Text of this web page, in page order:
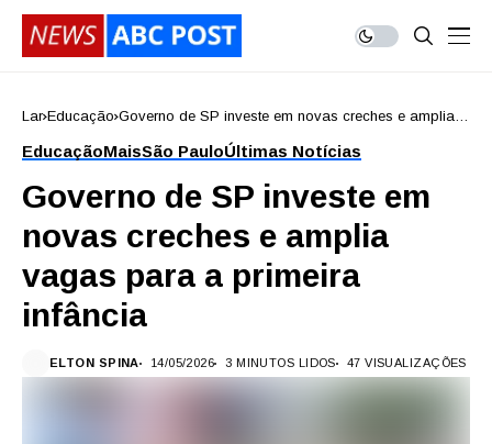
Lar Educação Governo de SP investe em novas creches e amplia
EducaçãoMaisSão PauloÚltimas Notícias
Governo de SP investe em
novas creches e amplia
vagas para a primeira
infância
ELTON SPINA 14/05/2026 3 MINUTOS LIDOS 47 VISUALIZAÇÕES